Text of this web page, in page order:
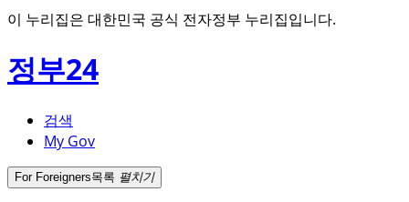
이 누리집은 대한민국 공식 전자정부 누리집입니다.
정부24
검색
My Gov
For Foreigners목록 펼치기